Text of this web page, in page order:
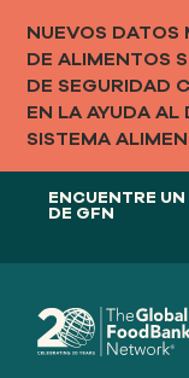
NUEVOS DATOS
DE ALIMENTOS
DE SEGURIDAD
EN LA AYUDA AL
SISTEMA
ENCUENTRE
DE GFN